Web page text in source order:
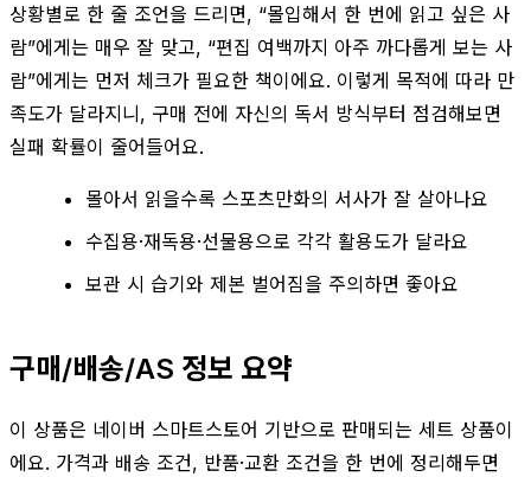
상황별로 한 줄 조언을 드리면, “몰입해서 한 번에 읽고 싶은 사
람”에게는 매우 잘 맞고, “편집 여백까지 아주 까다롭게 보는 사
람”에게는 먼저 체크가 필요한 책이에요. 이렇게 목적에 따라 만
족도가 달라지니, 구매 전에 자신의 독서 방식부터 점검해보면
실패 확률이 줄어들어요.
몰아서 읽을수록 스포츠만화의 서사가 잘 살아나요
수집용·재독용·선물용으로 각각 활용도가 달라요
보관 시 습기와 제본 벌어짐을 주의하면 좋아요
구매/배송/AS 정보 요약
이 상품은 네이버 스마트스토어 기반으로 판매되는 세트 상품이
에요. 가격과 배송 조건, 반품·교환 조건을 한 번에 정리해두면